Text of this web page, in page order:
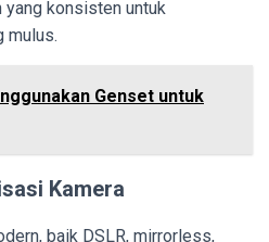
konsisten untuk
mulus.
Genset untuk
Kamera
baik DSLR, mirrorless,